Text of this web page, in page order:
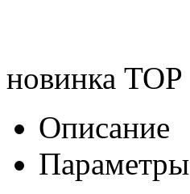
новинка TOP
Описание
Параметры